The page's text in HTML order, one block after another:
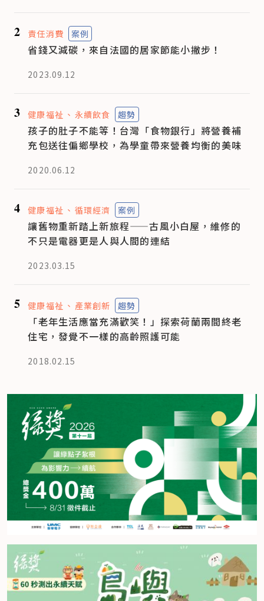
2 責任消費 案例
省錢又減碳，來自法國的居家節能小撇步！
2023.09.12
3 健康福祉 永續飲食 趨勢
孩子的肚子不能等！台灣「食物銀行」將營養補
充包送往偏鄉學校，為學童帶來營養均衡的美味
2020.06.12
4 健康福祉 循環經濟 案例
讓舊物重新踏上新旅程——古風小白屋，維修的
不只是電器更是人與人間的連結
2023.03.15
5 健康福祉 產業創新 趨勢
「老年生活應當充滿歡笑！」探索荷蘭兩間終老
住宅，發覺不一樣的高齡照護可能
2018.02.15